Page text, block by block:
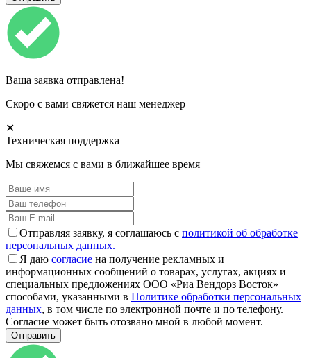
Ваша заявка отправлена!
Скоро с вами свяжется наш менеджер
✕
Техническая поддержка
Мы свяжемся с вами в ближайшее время
Отправляя заявку, я соглашаюсь с политикой об обработке
персональных данных.
Я даю согласие на получение рекламных и
информационных сообщений о товарах, услугах, акциях и
специальных предложениях ООО «Риа Вендорз Восток»
способами, указанными в Политике обработки персональных
данных, в том числе по электронной почте и по телефону.
Согласие может быть отозвано мной в любой момент.